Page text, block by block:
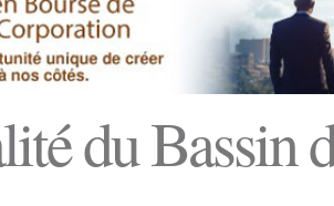
du Bassin